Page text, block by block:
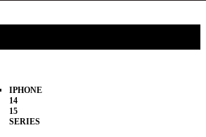
IPHONE
14
15
SERIES